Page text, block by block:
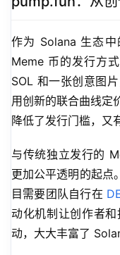
作为 Solana 生态
Meme 币的发行方
SOL 和一张创意图
用创新的联合曲线定
降低了发行门槛，又
与传统独立发行的
更加公平透明的起点
目需要团队自行在
动化机制让创作者
动，大大丰富了